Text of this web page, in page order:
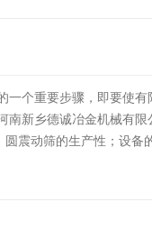
一个重要步骤，即要使
南新乡德诚冶金机械有
震动筛的生产性；设备